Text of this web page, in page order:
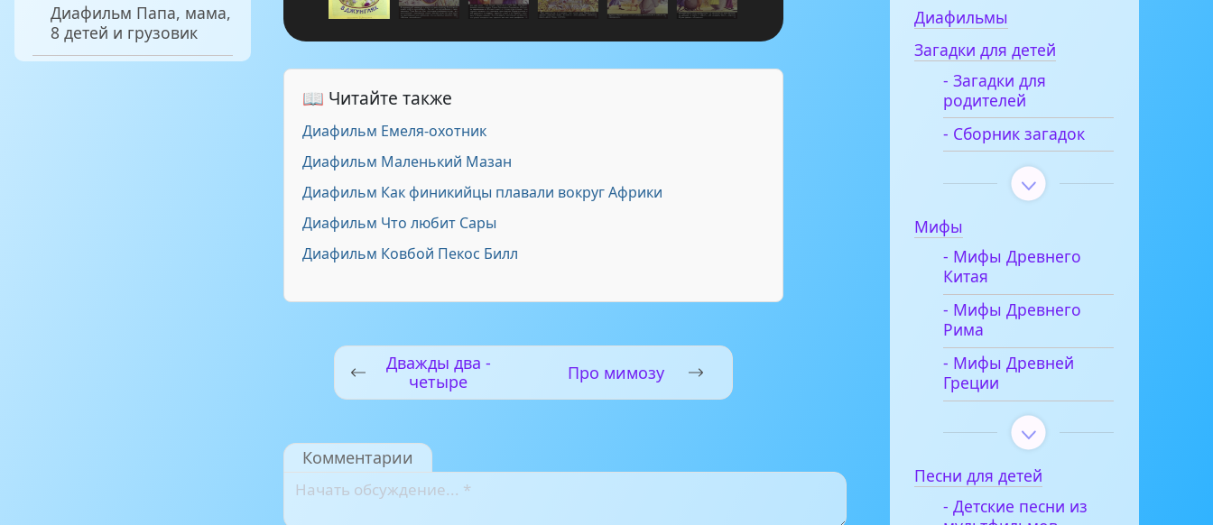
Диафильм Папа, мама,
8 детей и грузовик
📖 Читайте также
Диафильм Емеля-охотник
Диафильм Маленький Мазан
Диафильм Как финикийцы плавали вокруг Африки
Диафильм Что любит Сары
Диафильм Ковбой Пекос Билл
Дважды два -
четыре
Про мимозу
Комментарии
Диафильмы
Загадки для детей
- Загадки для
родителей
- Сборник загадок
Мифы
- Мифы Древнего
Китая
- Мифы Древнего
Рима
- Мифы Древней
Греции
Песни для детей
- Детские песни из